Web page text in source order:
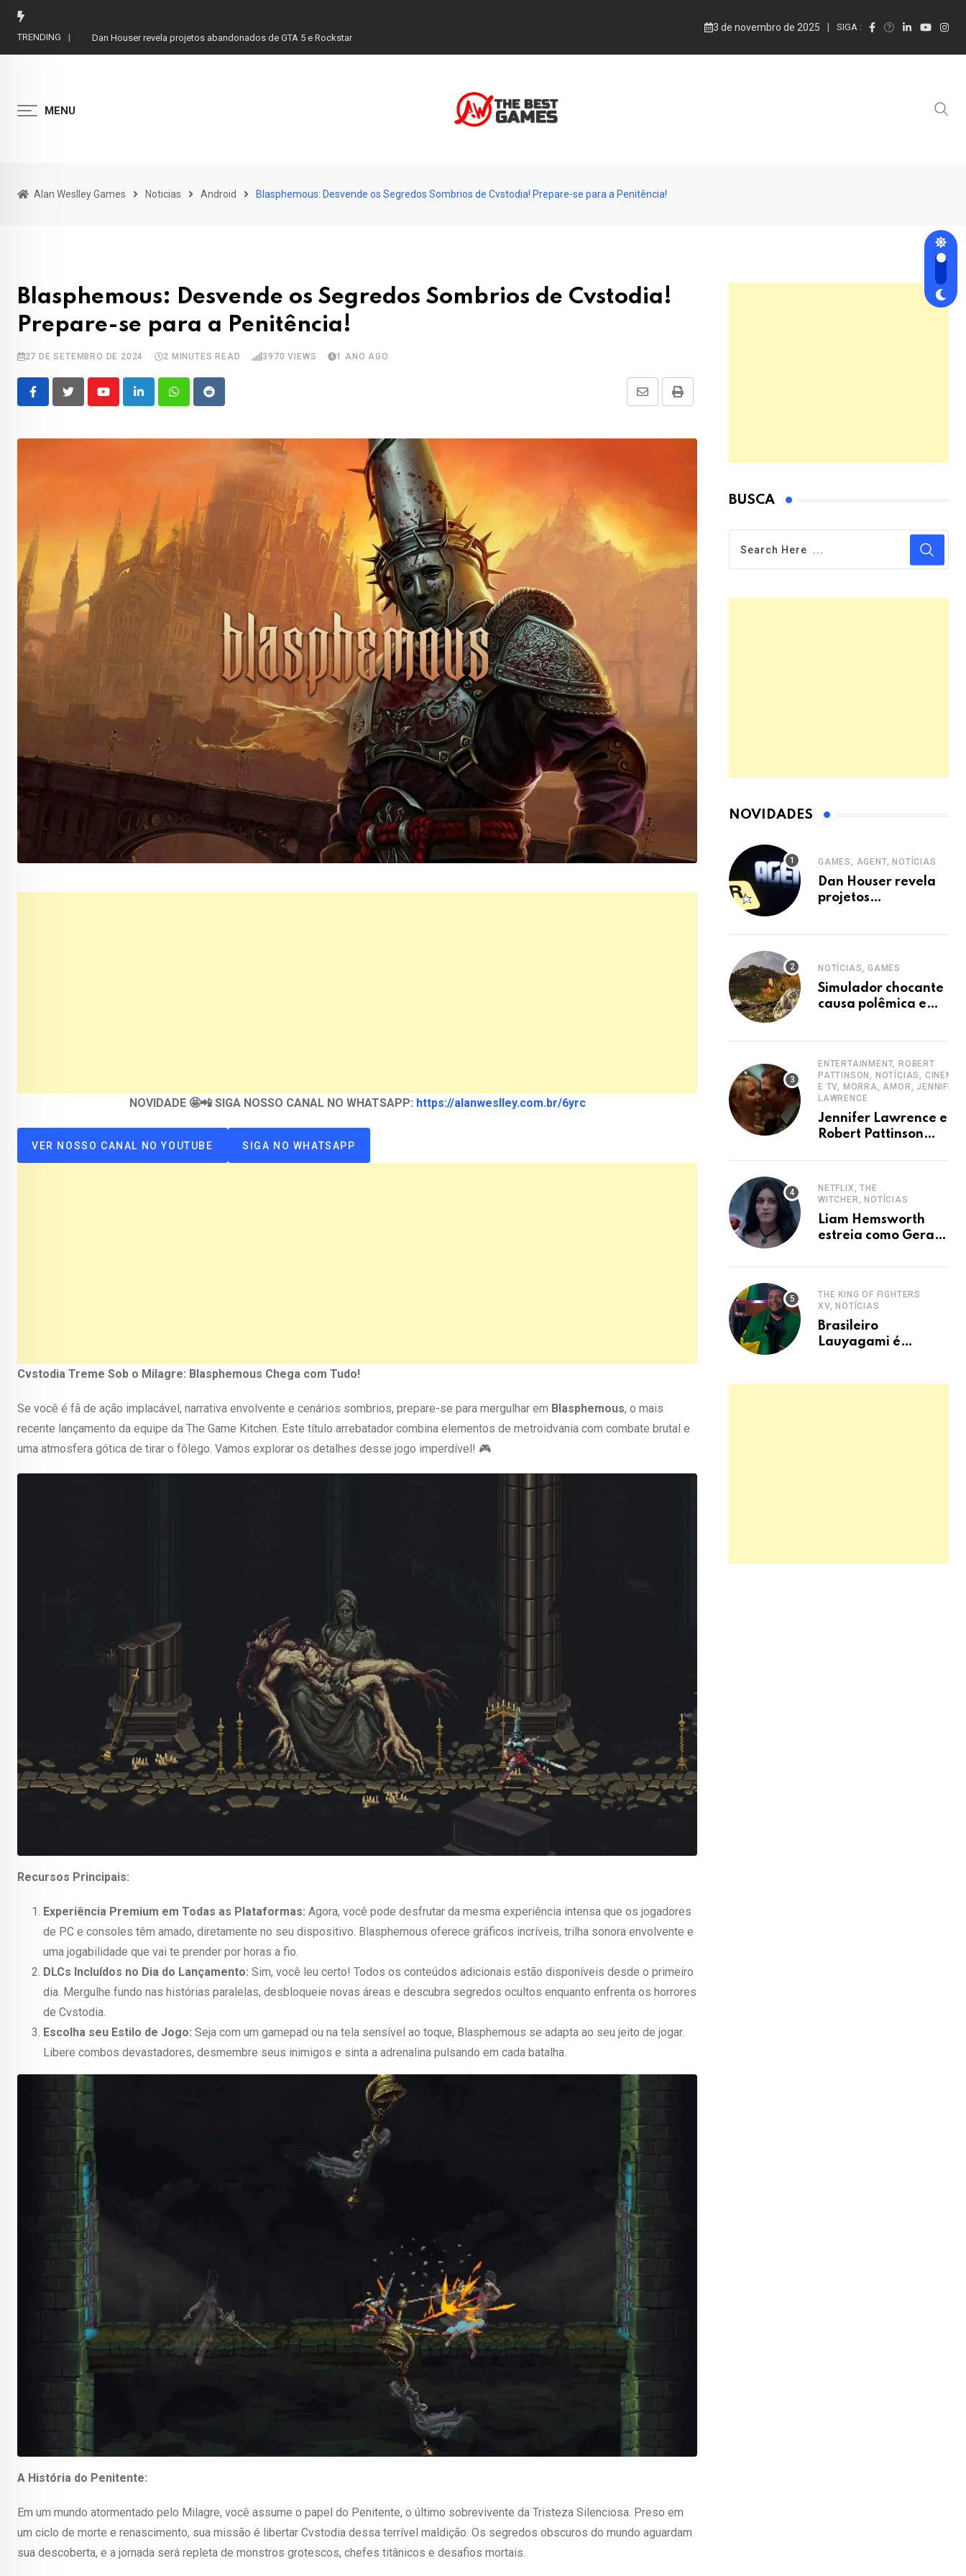
Skip
TRENDING Dan Houser revela projetos abandonados de GTA 5 e Rockstar
3 de novembro de 2025 SIGA :
MENU
Alan Weslley Games Noticias Android Blasphemous: Desvende os Segredos Sombrios de Cvstodia! Prepare-se para a Penitência!
Blasphemous: Desvende os Segredos Sombrios de Cvstodia!
Prepare-se para a Penitência!
27 DE SETEMBRO DE 2024 2 MINUTES READ 3970 VIEWS 1 ANO AGO
YoutubeLinkedInWhatsappReddit Print
Share
Email
NOVIDADE 🤩📲 SIGA NOSSO CANAL NO WHATSAPP: https://alanweslley.com.br/6yrc
VER NOSSO CANAL NO YOUTUBE SIGA NO WHATSAPP
Cvstodia Treme Sob o Milagre: Blasphemous Chega com Tudo!
Se você é fã de ação implacável, narrativa envolvente e cenários sombrios, prepare-se para mergulhar em Blasphemous, o mais
recente lançamento da equipe da The Game Kitchen. Este título arrebatador combina elementos de metroidvania com combate brutal e
uma atmosfera gótica de tirar o fôlego. Vamos explorar os detalhes desse jogo imperdível! 🎮
Recursos Principais:
Experiência Premium em Todas as Plataformas: Agora, você pode desfrutar da mesma experiência intensa que os jogadores
de PC e consoles têm amado, diretamente no seu dispositivo. Blasphemous oferece gráficos incríveis, trilha sonora envolvente e
uma jogabilidade que vai te prender por horas a fio.
DLCs Incluídos no Dia do Lançamento: Sim, você leu certo! Todos os conteúdos adicionais estão disponíveis desde o primeiro
dia. Mergulhe fundo nas histórias paralelas, desbloqueie novas áreas e descubra segredos ocultos enquanto enfrenta os horrores
de Cvstodia.
Escolha seu Estilo de Jogo: Seja com um gamepad ou na tela sensível ao toque, Blasphemous se adapta ao seu jeito de jogar.
Libere combos devastadores, desmembre seus inimigos e sinta a adrenalina pulsando em cada batalha.
A História do Penitente:
Em um mundo atormentado pelo Milagre, você assume o papel do Penitente, o último sobrevivente da Tristeza Silenciosa. Preso em
um ciclo de morte e renascimento, sua missão é libertar Cvstodia dessa terrível maldição. Os segredos obscuros do mundo aguardam
sua descoberta, e a jornada será repleta de monstros grotescos, chefes titânicos e desafios mortais.
BUSCA
NOVIDADES
GAMES, AGENT, NOTÍCIAS
Dan Houser revela
projetos
NOTÍCIAS, GAMES
Simulador chocante
causa polêmica e
ENTERTAINMENT, ROBERT
PATTINSON, NOTÍCIAS, CINEMA
E TV, MORRA, AMOR, JENNIFER
LAWRENCE
Jennifer Lawrence e
Robert Pattinson
Love
NETFLIX, THE
WITCHER, NOTÍCIAS
Liam Hemsworth
estreia como Geralt
Netflix.
THE KING OF FIGHTERS
XV, NOTÍCIAS
Brasileiro
Lauyagami é